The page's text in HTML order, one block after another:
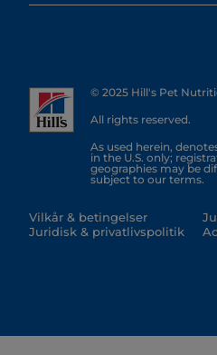
© 2025 Hill's Pet
All rights reserved.
As used herein,
in the U.S. only;
geographies may be
subject to our terms.
Vilkår & betingelser
Juridisk & privatlivspolitik